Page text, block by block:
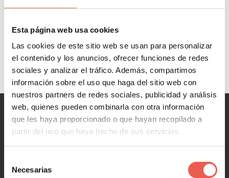
Esta página web usa cookies
Las cookies de este sitio web se usan para personalizar
el contenido y los anuncios, ofrecer funciones de redes
sociales y analizar el tráfico. Además, compartimos
información sobre el uso que haga del sitio web con
nuestros partners de redes sociales, publicidad y análisis
web, quienes pueden combinarla con otra información
que les haya proporcionado o que hayan recopilado a
partir del uso que haya hecho de sus servicios.
Necesarias
Esto es por
Leer más
MARKETING
Marketing y Ventas
Redes Sociales